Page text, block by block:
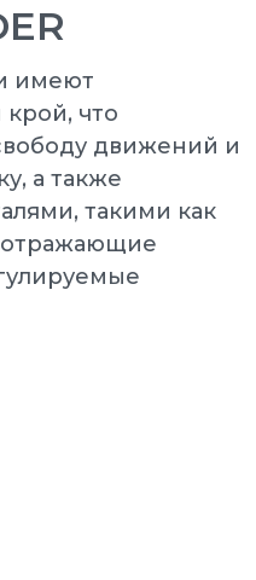
имеют
что
движений и
а также
такими как